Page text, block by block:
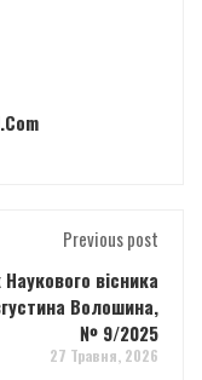
Previous post
вісника
Волошина,
№ 9/2025
27 Травня, 2026